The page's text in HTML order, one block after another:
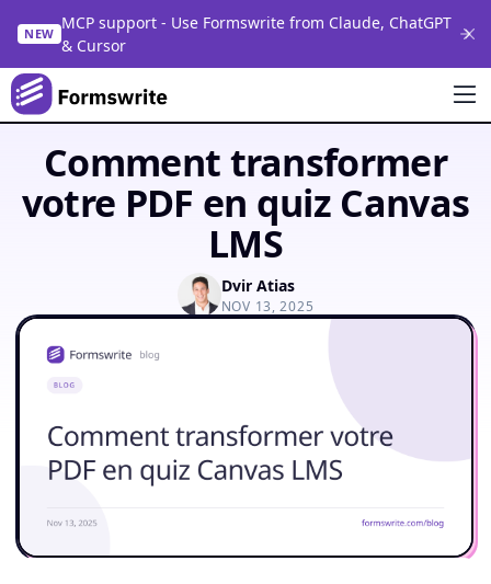
NEW
MCP support - Use Formswrite from Claude, ChatGPT
& Cursor
Comment transformer
votre PDF en quiz Canvas
LMS
Dvir Atias
NOV 13, 2025